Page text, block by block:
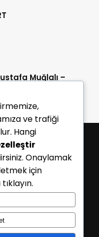
Muğlalı –
(40/2)
→ Menüler
→ Menüler
ve trafiği
Hangi
Onaylamak
için